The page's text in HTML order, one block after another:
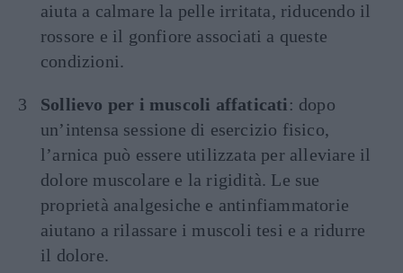
aiuta a calmare la pelle irritata, riducendo il
rossore e il gonfiore associati a queste
condizioni.
Sollievo per i muscoli affaticati : dopo
un’intensa sessione di esercizio fisico,
l’arnica può essere utilizzata per alleviare il
dolore muscolare e la rigidità. Le sue
proprietà analgesiche e antinfiammatorie
aiutano a rilassare i muscoli tesi e a ridurre
il dolore.